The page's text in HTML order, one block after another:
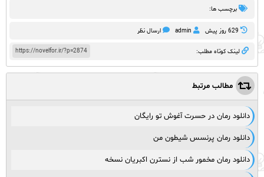
برچسب ها:
629 روز پيش admin ارسال نظر
https://novelfor.ir/?p=2874 لینک کوتاه مطلب:
مطالب مرتبط
دانلود رمان در حسرت آغوش تو رایگان
دانلود رمان پرنسس شیطون من
دانلود رمان مخمور شب از نسترن اکبریان نسخه